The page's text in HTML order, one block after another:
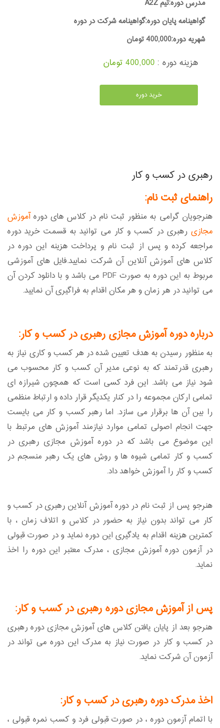
مدرس دوره:تیم A2Z
گواهینامه پایان دوره:گواهینامه شرکت در دوره
شهریه دوره:400,000 تومان
هزینه دوره : 400,000 تومان
خرید دوره
رهبری در کسب و کار
راهنمای ثبت نام:
هنرجویان گرامی به منظور ثبت نام در کلاس های دورهآموزش
مجازی رهبری در کسب و کار می توانید به قسمت خرید دوره
مراجعه کرده و پس از ثبت نام و پرداخت هزینه این دوره در
کلاس های آموزش آنلاین آن شرکت نمایید.فایل های آموزشی
مربوط به این دوره به صورت PDF می باشد و با دانلود کردن آن
می توانید در هر زمان و هر مکان اقدام به فراگیری آن نمایید.
درباره دوره آموزش مجازی رهبری در کسب و کار:
به منظور رسیدن به هدف تعیین شده در هر کسب و کاری نیاز به
رهبری قدرتمند که به نوعی مدیر آن کسب و کار محسوب می
شود نیاز می باشد. این فرد کسی است که همچون شیرازه ای
تمامی ارکان مجموعه را در کنار یکدیگر قرار داده و ارتباط منظمی
را بین آن ها برقرار می سازد. اما رهبر کسب و کار می بایست
جهت انجام اصولی تمامی موارد نیازمند آموزش های مرتبط با
این موضوع می باشد که در دوره آموزش مجازی رهبری در
کسب و کار تمامی شیوه ها و روش های یک رهبر منسجم در
کسب و کار را آموزش خواهد داد.
هنرجو پس از ثبت نام در دوره آموزش آنلاین رهبری در کسب و
کار می تواند بدون نیاز به حضور در کلاس و اتلاف زمان ، با
کمترین هزینه اقدام به یادگیری این دوره نماید و در صورت قبولی
در آزمون دوره آموزش مجازی ، مدرک معتبر این دوره را اخذ
نماید.
پس از آموزش مجازی دوره رهبری در کسب و کار:
هنرجو بعد از پایان یافتن کلاس های آموزش مجازی دوره رهبری
در کسب و کار در صورت نیاز به مدرک این دوره می تواند در
آزمون آن شرکت نماید.
اخذ مدرک دوره رهبری در کسب و کار:
با اتمام آزمون دوره ، در صورت قبولی فرد و کسب نمره قبولی ،